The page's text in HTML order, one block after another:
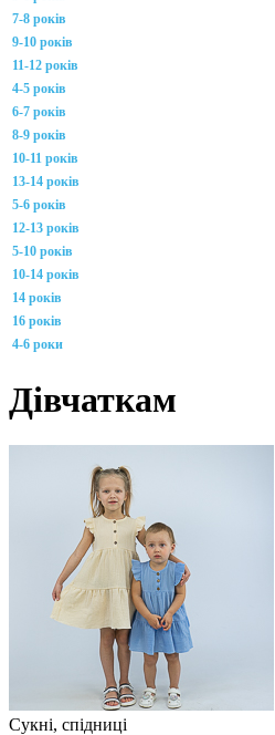
7-8 років
9-10 років
11-12 років
4-5 років
6-7 років
8-9 років
10-11 років
13-14 років
5-6 років
12-13 років
5-10 років
10-14 років
14 років
16 років
4-6 роки
Дівчаткам
Сукні, спідниці